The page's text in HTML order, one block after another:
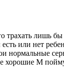
лишь бы
есть или нет
нормальные
М поймут